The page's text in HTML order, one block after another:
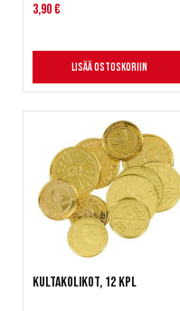
3,90 €
Lisää ostoskoriin
Kultakolikot, 12 kpl